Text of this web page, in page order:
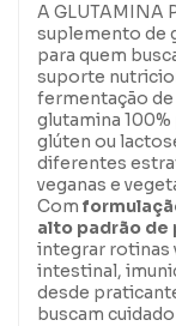
A GLUTAMINA
suplemento de
para quem
suporte
fermentação
glutamina
glúten ou
diferentes
veganas e
Com
alto padrão de
integrar rotinas
intestinal,
desde
buscam